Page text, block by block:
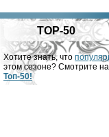
TOP-50
Хотите знать, что
этом сезоне? Смотрите
Топ-50!